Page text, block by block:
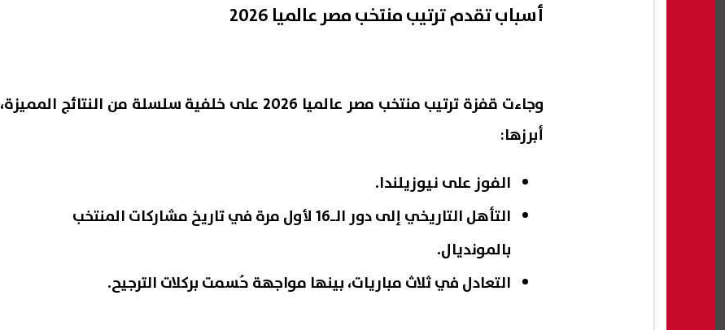
أسباب تقدم ترتيب منتخب مصر عالميا 2026
وجاءت قفزة ترتيب منتخب مصر عالميا 2026 على خلفية سلسلة من النتائج المميزة،
أبرزها:
الفوز على نيوزيلندا.
التأهل التاريخي إلى دور الـ16 لأول مرة في تاريخ مشاركات المنتخب
بالمونديال.
التعادل في ثلاث مباريات، بينها مواجهة حُسمت بركلات الترجيح.